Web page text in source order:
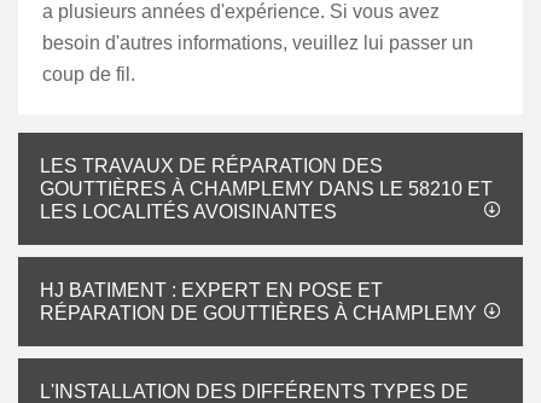
a plusieurs années d'expérience. Si vous avez
besoin d'autres informations, veuillez lui passer un
coup de fil.
LES TRAVAUX DE RÉPARATION DES
GOUTTIÈRES À CHAMPLEMY DANS LE 58210 ET
LES LOCALITÉS AVOISINANTES
HJ BATIMENT : EXPERT EN POSE ET
RÉPARATION DE GOUTTIÈRES À CHAMPLEMY
L'INSTALLATION DES DIFFÉRENTS TYPES DE